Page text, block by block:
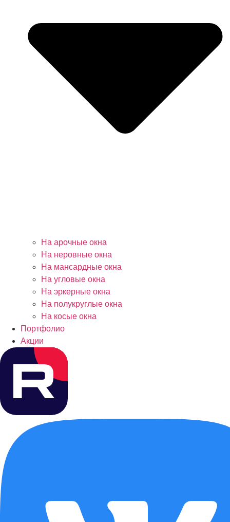
На арочные окна
На неровные окна
На мансардные окна
На угловые окна
На эркерные окна
На полукруглые окна
На косые окна
Портфолио
Акции